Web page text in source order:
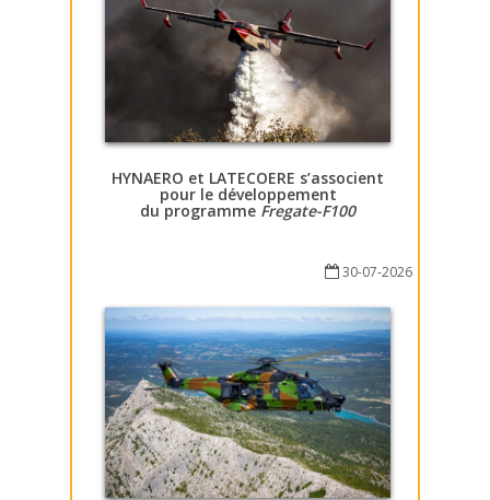
HYNAERO et LATECOERE s’associent
pour le développement
du programme Fregate-F100
30-07-2026